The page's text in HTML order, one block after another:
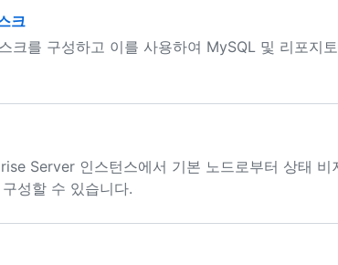
크
크를 구성하고 이를 사용하여 MySQL 및 리포지
Server 인스턴스에서 기본 노드로부터 상태 비
성할 수 있습니다.